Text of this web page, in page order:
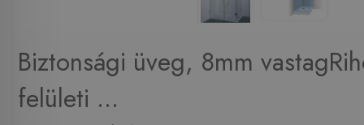
Biztonsági üveg, 8mm
felületi ...